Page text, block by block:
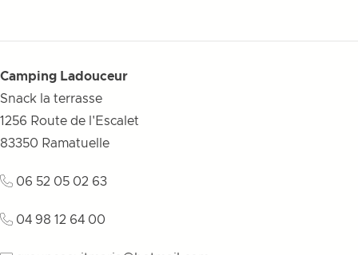
Camping Ladouceur
Snack la terrasse
1256 Route de l'Escalet
83350 Ramatuelle
06 52 05 02 63
04 98 12 64 00